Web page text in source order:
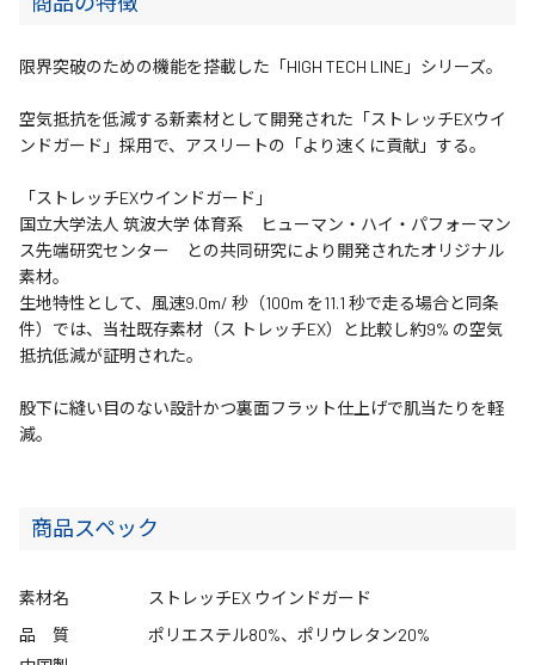
限界突破のための機能を搭載した「HIGH TECH LINE」シリーズ。
空気抵抗を低減する新素材として開発された「ストレッチEXウイ
ンドガード」採用で、アスリートの「より速くに貢献」する。
「ストレッチEXウインドガード」
国立大学法人 筑波大学 体育系 ヒューマン・ハイ・パフォーマン
ス先端研究センター との共同研究により開発されたオリジナル
素材。
生地特性として、風速9.0m/ 秒（100m を11.1 秒で走る場合と同条
件）では、当社既存素材（ス トレッチEX）と比較し約9% の空気
抵抗低減が証明された。
股下に縫い目のない設計かつ裏面フラット仕上げで肌当たりを軽
減。
商品スペック
素材名
ストレッチEX ウインドガード
品 質
ポリエステル80%、ポリウレタン20%